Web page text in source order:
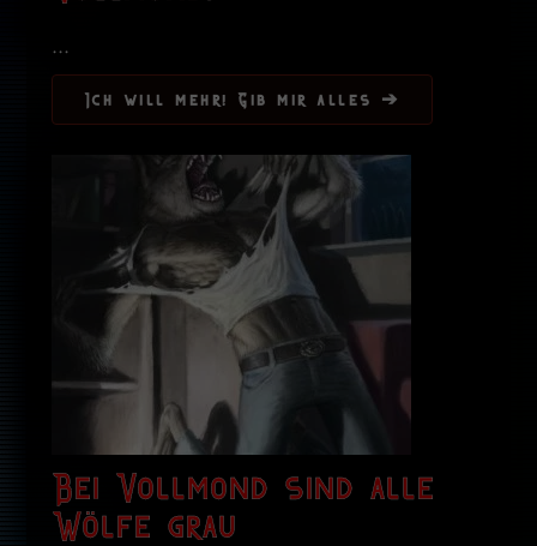
...
Ich will mehr! Gib mir alles ➔
Bei Vollmond sind alle
Wölfe grau